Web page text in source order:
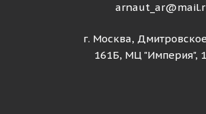
г. Москва,
161Б, МЦ "Империя",